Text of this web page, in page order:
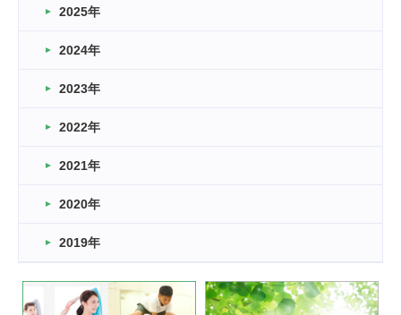
車いすバスケとRくんのお話
卒業・卒園の季節★
2026.03.11
緑ケ丘体育館
2022.11.03
緑ケ丘体育館
いたっぼーる大会☆彡
緑ケ丘体育館
2025年
2024年
2023年
2022年
2021年
2020年
2019年